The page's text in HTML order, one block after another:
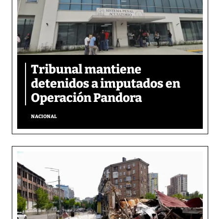
Tribunal mantiene
detenidos a imputados en
Operación Pandora
NACIONAL